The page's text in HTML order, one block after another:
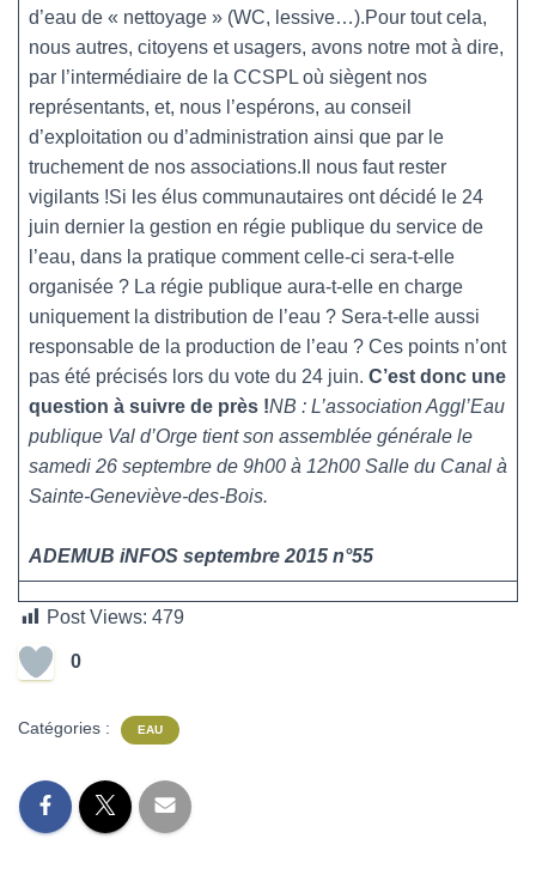
d’eau de « nettoyage » (WC, lessive…).Pour tout cela,
nous autres, citoyens et usagers, avons notre mot à dire,
par l’intermédiaire de la CCSPL où siègent nos
représentants, et, nous l’espérons, au conseil
d’exploitation ou d’administration ainsi que par le
truchement de nos associations.Il nous faut rester
vigilants !Si les élus communautaires ont décidé le 24
juin dernier la gestion en régie publique du service de
l’eau, dans la pratique comment celle-ci sera-t-elle
organisée ? La régie publique aura-t-elle en charge
uniquement la distribution de l’eau ? Sera-t-elle aussi
responsable de la production de l’eau ? Ces points n’ont
pas été précisés lors du vote du 24 juin. C’est donc une
question à suivre de près !NB : L’association Aggl’Eau
publique Val d’Orge tient son assemblée générale le
samedi 26 septembre de 9h00 à 12h00 Salle du Canal à
Sainte-Geneviève-des-Bois.
ADEMUB iNFOS septembre 2015 n°55
Post Views: 479
0
Catégories : EAU